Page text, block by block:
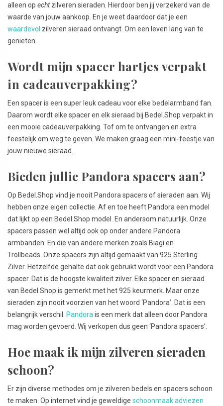
alleen op echtzilveren sieraden. Hierdoor ben jij verzekerd van de
waarde van jouw aankoop. En je weet daardoor dat je een
waardevol zilveren sieraad ontvangt. Om een leven lang van te
genieten.
Wordt mijn spacer hartjes verpakt
in cadeauverpakking?
Een spacer is een super leuk cadeau voor elke bedelarmband fan.
Daarom wordt elke spacer en elk sieraad bij Bedel.Shop verpakt in
een mooie cadeauverpakking. Tof om te ontvangen en extra
feestelijk om weg te geven. We maken graag een mini-feestje van
jouw nieuwe sieraad.
Bieden jullie Pandora spacers aan?
Op Bedel.Shop vind je nooit Pandora spacers of sieraden aan. Wij
hebben onze eigen collectie. Af en toe heeft Pandora een model
dat lijkt op een Bedel.Shop model. En andersom natuurlijk. Onze
spacers passen wel altijd ook op onder andere Pandora
armbanden. En die van andere merken zoals Biagi en
Trollbeads. Onze spacers zijn altijd gemaakt van 925 Sterling
Zilver. Hetzelfde gehalte dat ook gebruikt wordt voor een Pandora
spacer. Dat is de hoogste kwaliteit zilver. Elke spacer en sieraad
van Bedel.Shop is gemerkt met het 925 keurmerk. Maar onze
sieraden zijn nooit voorzien van het woord ‘Pandora’. Dat is een
belangrijk verschil.
Pandora is een merk dat alleen door Pandora
mag worden gevoerd. Wij verkopen dus geen ‘Pandora spacers’.
Hoe maak ik mijn zilveren sieraden
schoon?
Er zijn diverse methodes om je zilveren bedels en spacers schoon
te maken. Op internet vind je geweldige schoonmaak adviezen